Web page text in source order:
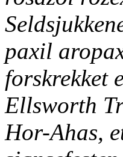
paxil
forskrekket
Ellsworth
Hor-Ahas,